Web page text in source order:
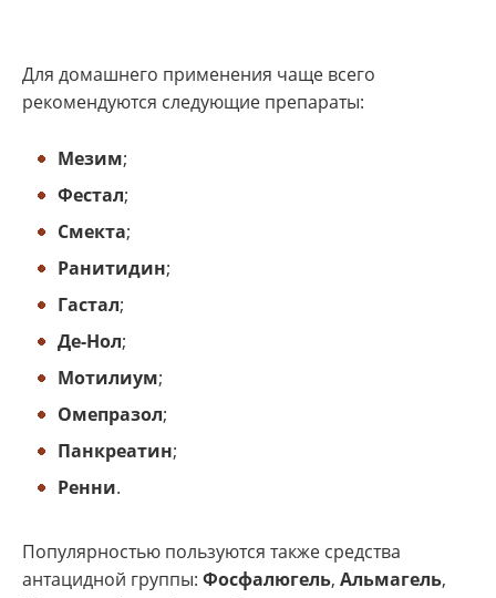
Для домашнего применения чаще всего
рекомендуются следующие препараты:
Мезим;
Фестал;
Смекта;
Ранитидин;
Гастал;
Де-Нол;
Мотилиум;
Омепразол;
Панкреатин;
Ренни.
Популярностью пользуются также средства
антацидной группы: Фосфалюгель, Альмагель,